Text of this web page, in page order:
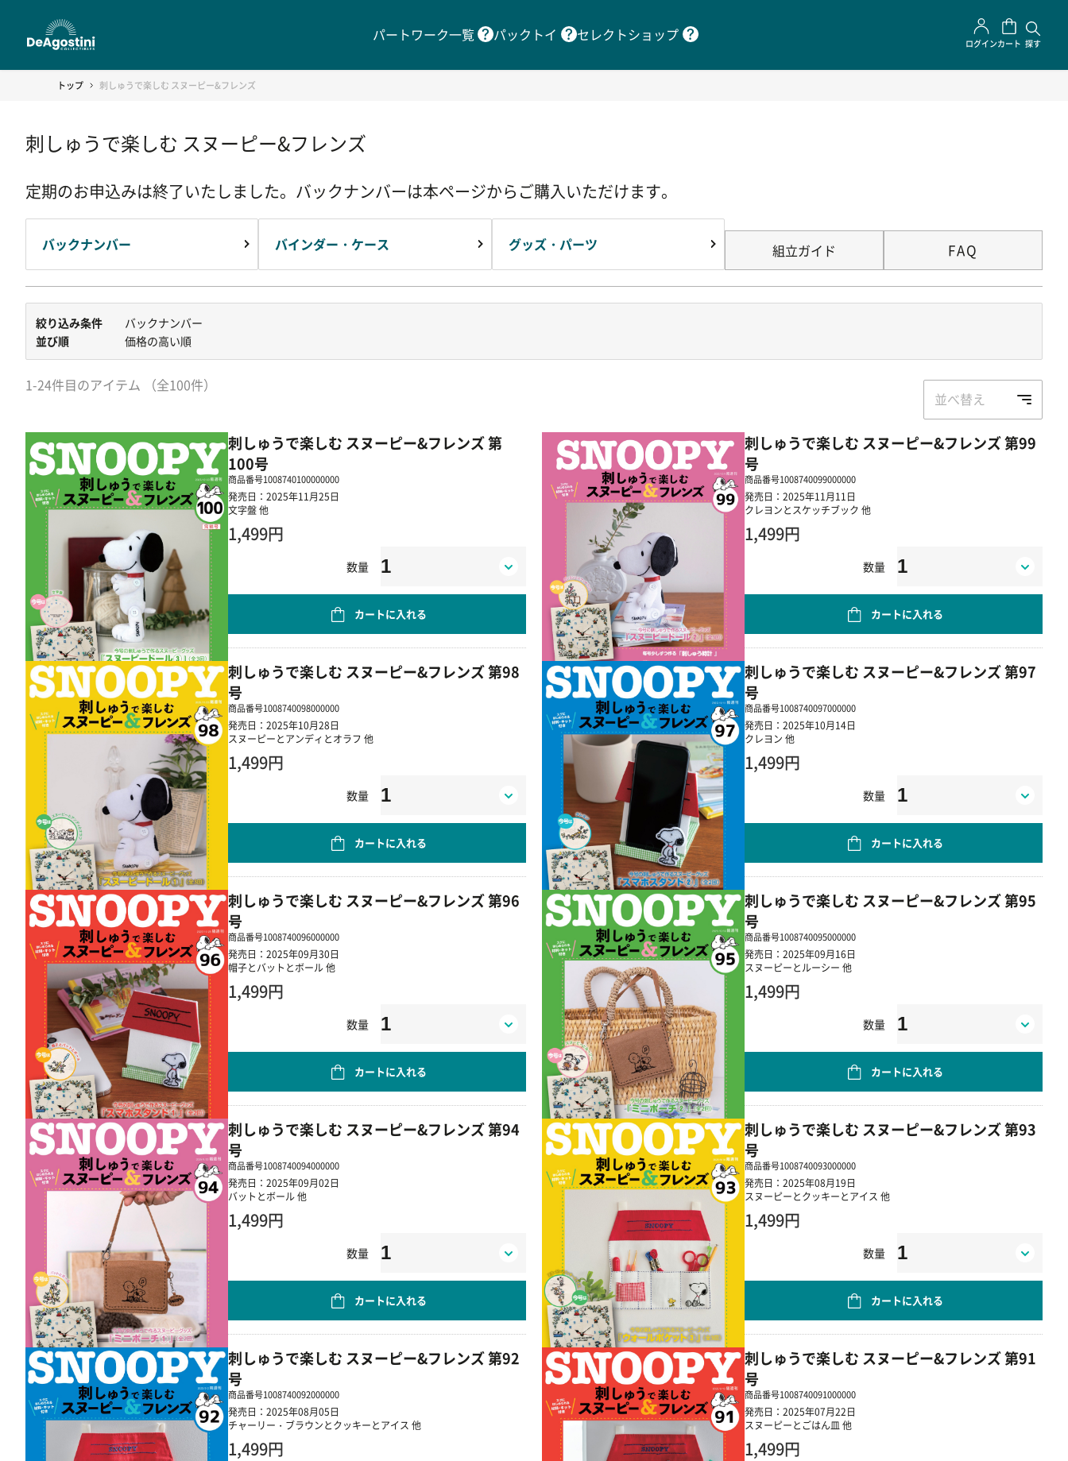
パートワーク一覧 パックトイ セレクトショップ ログインカート 探す
トップ 刺しゅうで楽しむ スヌーピー&フレンズ
刺しゅうで楽しむ スヌーピー&フレンズ
定期のお申込みは終了いたしました。バックナンバーは本ページからご購入いただけます。
バックナンバー バインダー・ケース グッズ・パーツ 組立ガイド FAQ
絞り込み条件
バックナンバー
並び順
価格の高い順
並べ替え
1-24件目のアイテム （全100件）
刺しゅうで楽しむ スヌーピー&フレンズ 第
100号
商品番号1008740100000000
発売日：2025年11月25日
文字盤 他
1,499円
数量
カートに入れる
刺しゅうで楽しむ スヌーピー&フレンズ 第99
号
商品番号1008740099000000
発売日：2025年11月11日
クレヨンとスケッチブック 他
1,499円
数量
カートに入れる
刺しゅうで楽しむ スヌーピー&フレンズ 第98
号
商品番号1008740098000000
発売日：2025年10月28日
スヌーピーとアンディとオラフ 他
1,499円
数量
カートに入れる
刺しゅうで楽しむ スヌーピー&フレンズ 第97
号
商品番号1008740097000000
発売日：2025年10月14日
クレヨン 他
1,499円
数量
カートに入れる
刺しゅうで楽しむ スヌーピー&フレンズ 第96
号
商品番号1008740096000000
発売日：2025年09月30日
帽子とバットとボール 他
1,499円
数量
カートに入れる
刺しゅうで楽しむ スヌーピー&フレンズ 第95
号
商品番号1008740095000000
発売日：2025年09月16日
スヌーピーとルーシー 他
1,499円
数量
カートに入れる
刺しゅうで楽しむ スヌーピー&フレンズ 第94
号
商品番号1008740094000000
発売日：2025年09月02日
バットとボール 他
1,499円
数量
カートに入れる
刺しゅうで楽しむ スヌーピー&フレンズ 第93
号
商品番号1008740093000000
発売日：2025年08月19日
スヌーピーとクッキーとアイス 他
1,499円
数量
カートに入れる
刺しゅうで楽しむ スヌーピー&フレンズ 第92
号
商品番号1008740092000000
発売日：2025年08月05日
チャーリー・ブラウンとクッキーとアイス 他
1,499円
刺しゅうで楽しむ スヌーピー&フレンズ 第91
号
商品番号1008740091000000
発売日：2025年07月22日
スヌーピーとごはん皿 他
1,499円